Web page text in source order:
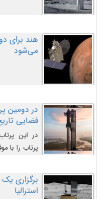
هند برای
می‌شود
در دومین
فضایی تاریخ (27 مهر‌) چه
در این
پرتاب را
را وارد
مکانیزم
برگزاری یک
استرالیا